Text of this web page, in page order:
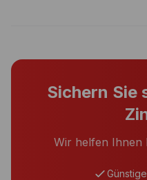
Sichern Sie
Wir helfen Ihnen